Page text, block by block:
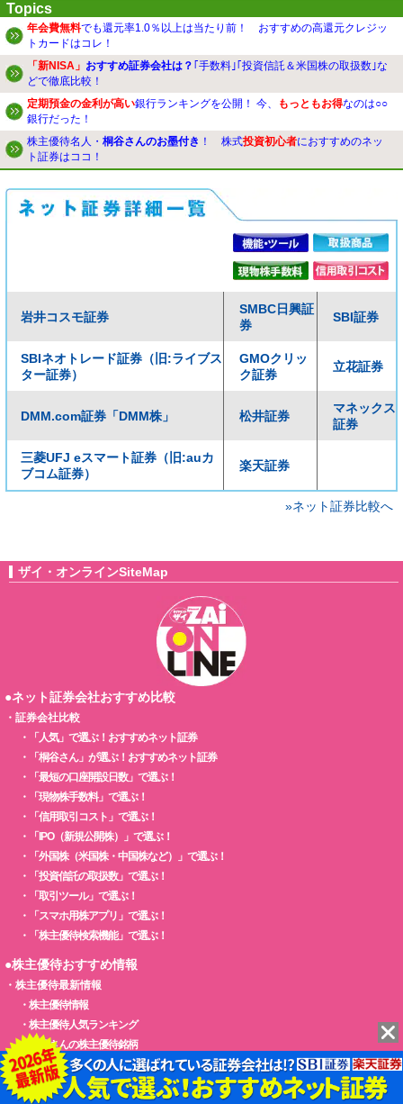
Topics
年会費無料でも還元率1.0％以上は当たり前！ おすすめの高還元クレジッ
トカードはコレ！
「新NISA」 おすすめ証券会社は？ ｢手数料｣｢投資信託＆米国株の取扱数｣な
どで徹底比較！
定期預金の金利が高い銀行ランキングを公開！ 今、 もっともお得なのは○○
銀行だった！
株主優待名人・ 桐谷さんのお墨付き ！ 株式投資初心者におすすめのネッ
ト証券はココ！
岩井コスモ証券
SMBC日興証
券
SBI証券
SBIネオトレード証券（旧:ライブス
ター証券）
GMOクリッ
ク証券
立花証券
DMM.com証券「DMM株」 松井証券
マネックス
証券
三菱UFJ eスマート証券（旧:auカ
ブコム証券）
楽天証券
»ネット証券比較へ
ザイ・オンラインSiteMap
●ネット証券会社おすすめ比較
・ 証券会社比較
・
「人気」で選ぶ！おすすめネット証券
・
「桐谷さん」が選ぶ！おすすめネット証券
・
「最短の口座開設日数」で選ぶ！
・
「現物株手数料」で選ぶ！
・
「信用取引コスト」で選ぶ！
・
「IPO（新規公開株）」で選ぶ！
・
「外国株（米国株・中国株など）」で選ぶ！
・
「投資信託の取扱数」で選ぶ！
・
「取引ツール」で選ぶ！
・
「スマホ用株アプリ」で選ぶ！
・
「株主優待検索機能」で選ぶ！
●株主優待おすすめ情報
・ 株主優待最新情報
・ 株主優待情報
・ 株主優待人気ランキング
・
桐谷さんの株主優待銘柄
・株主優待【新設・変更・廃止】最新ニュース
●クレジットカードおすすめ比較